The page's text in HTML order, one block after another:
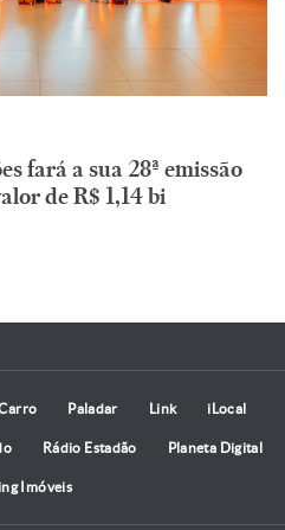
fará a sua 28ª emissão
de R$ 1,14 bi
Paladar Link iLocal
Rádio Estadão Planeta Digital
Imóveis